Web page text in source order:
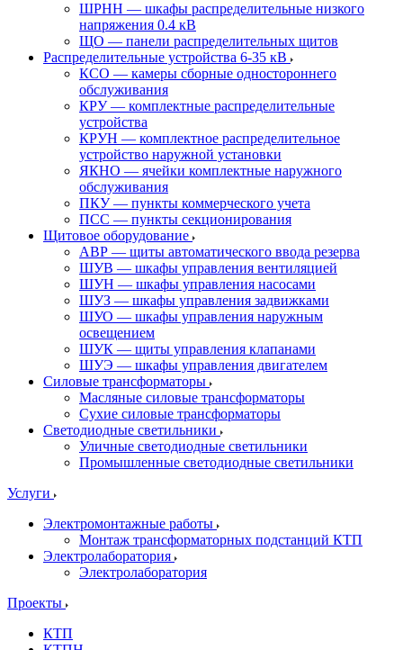
ШРНН — шкафы распределительные низкого
напряжения 0.4 кВ
ЩО — панели распределительных щитов
Распределительные устройства 6-35 кВ
КСО — камеры сборные одностороннего
обслуживания
КРУ — комплектные распределительные
устройства
КРУН — комплектное распределительное
устройство наружной установки
ЯКНО — ячейки комплектные наружного
обслуживания
ПКУ — пункты коммерческого учета
ПСС — пункты секционирования
Щитовое оборудование
АВР — щиты автоматического ввода резерва
ШУВ — шкафы управления вентиляцией
ШУН — шкафы управления насосами
ШУЗ — шкафы управления задвижками
ШУО — шкафы управления наружным
освещением
ШУК — щиты управления клапанами
ШУЭ — шкафы управления двигателем
Силовые трансформаторы
Масляные силовые трансформаторы
Сухие силовые трансформаторы
Светодиодные светильники
Уличные светодиодные светильники
Промышленные светодиодные светильники
Услуги
Электромонтажные работы
Монтаж трансформаторных подстанций КТП
Электролаборатория
Электролаборатория
Проекты
КТП